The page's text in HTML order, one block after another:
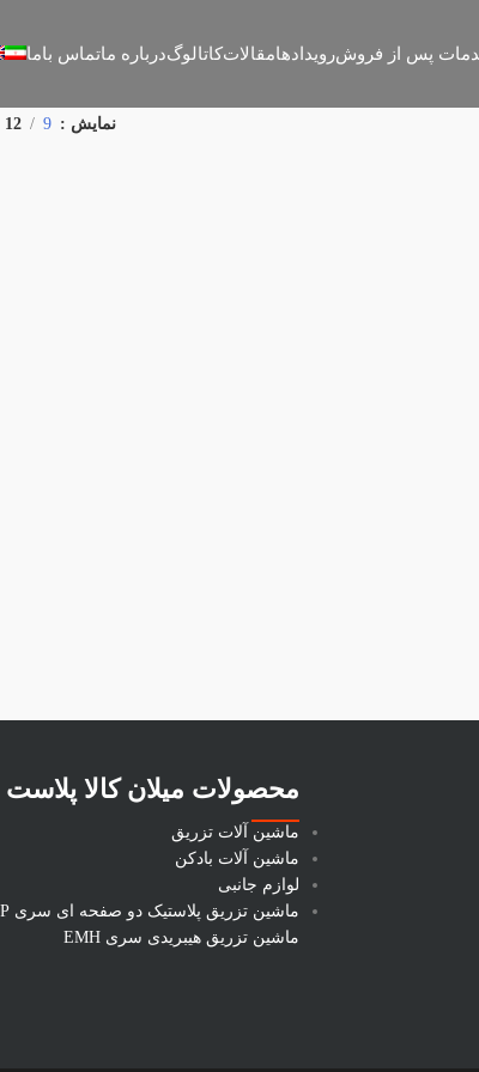
پس از فروشرویدادهامقالاتکاتالوگدرباره ماتماس باما
نمایش 9
12
محصولات میلان کالا پلاست
ماشین آلات تزریق
ماشین آلات بادکن
لوازم جانبی
ماشین تزریق پلاستیک دو صفحه ای سری DP
ماشین تزریق هیبریدی سری EMH